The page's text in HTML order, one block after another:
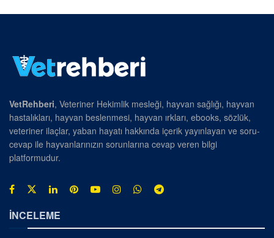
VetRehberi, Veteriner Hekimlik mesleği, hayvan sağlığı, hayvan
hastalıkları, hayvan beslenmesi, hayvan ırkları, ebooks, sözlük,
veteriner ilaçlar, yaban hayatı hakkında içerik yayınlayan ve soru-
cevap ile hayvanlarınızın sorunlarına cevap veren bilgi
platformudur.
İNCELEME